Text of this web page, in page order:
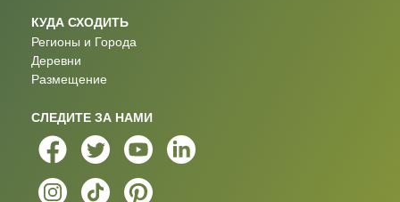
КУДА СХОДИТЬ
Регионы и Города
Деревни
Размещение
СЛЕДИТЕ ЗА НАМИ